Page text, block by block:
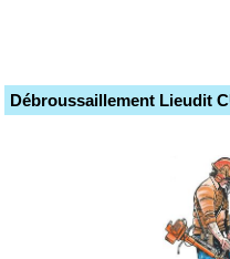
Débroussaillement Lieudit